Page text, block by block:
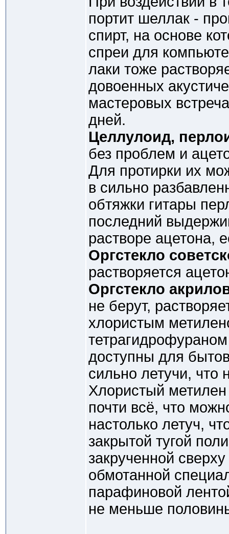
портит шеллак -
спирт, на основе
спреи для
лаки тоже
довоенных
мастеровых
дней.
Целлулоид,
без проблем и
Для протирки их
в сильно
обтяжки гитары
последний
растворе ацетона,
Оргстекло
растворяется
Оргстекло
не берут,
хлористым
доступны для
сильно летучи, что
Хлористый
почти всё, что
настолько летуч,
закрытой тугой
закрученной
обмотанной
парафиновой
не меньше